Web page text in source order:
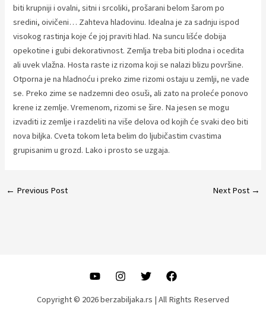
biti krupniji i ovalni, sitni i srcoliki, prošarani belom šarom po
sredini, oivičeni… Zahteva hladovinu. Idealna je za sadnju ispod
visokog rastinja koje će joj praviti hlad. Na suncu lišće dobija
opekotine i gubi dekorativnost. Zemlja treba biti plodna i ocedita
ali uvek vlažna. Hosta raste iz rizoma koji se nalazi blizu površine.
Otporna je na hladnoću i preko zime rizomi ostaju u zemlji, ne vade
se. Preko zime se nadzemni deo osuši, ali zato na proleće ponovo
krene iz zemlje. Vremenom, rizomi se šire. Na jesen se mogu
izvaditi iz zemlje i razdeliti na više delova od kojih će svaki deo biti
nova biljka. Cveta tokom leta belim do ljubičastim cvastima
grupisanim u grozd. Lako i prosto se uzgaja.
Post
← Previous Post Next Post →
Copyright © 2026 berzabiljaka.rs | All Rights Reserved